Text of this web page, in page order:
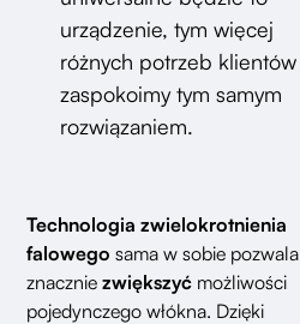
urządzenie, tym więcej
różnych potrzeb klientów
zaspokoimy tym samym
rozwiązaniem.
Technologia zwielokrotnienia
falowego sama w sobie pozwala
znaczniezwiększyć możliwości
pojedynczego włókna. Dzięki